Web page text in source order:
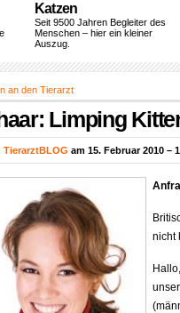
Katzen
Seit 9500 Jahren Begleiter des
Menschen – hier ein kleiner
Auszug.
an den Tierarzt
Limping
TierarztBLOG am 15. Februar 2010 –
nicht
Hallo,